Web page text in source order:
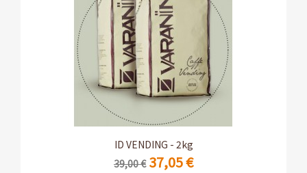
2 x 1kg balenia s ventilom na ochranu arómy
ID VENDING - 2kg
39,00 € 37,05 €